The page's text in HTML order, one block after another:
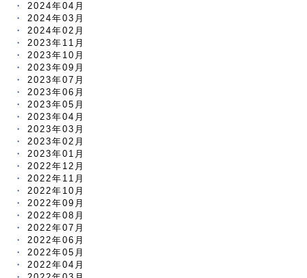
2024年04月
2024年03月
2024年02月
2023年11月
2023年10月
2023年09月
2023年07月
2023年06月
2023年05月
2023年04月
2023年03月
2023年02月
2023年01月
2022年12月
2022年11月
2022年10月
2022年09月
2022年08月
2022年07月
2022年06月
2022年05月
2022年04月